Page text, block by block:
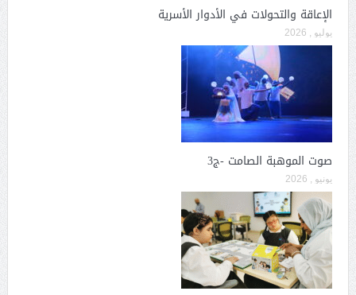
الإعاقة والتحولات في الأدوار الأسرية
يوليو , 2026
صوت الموهبة الصامت -ج3
يونيو , 2026